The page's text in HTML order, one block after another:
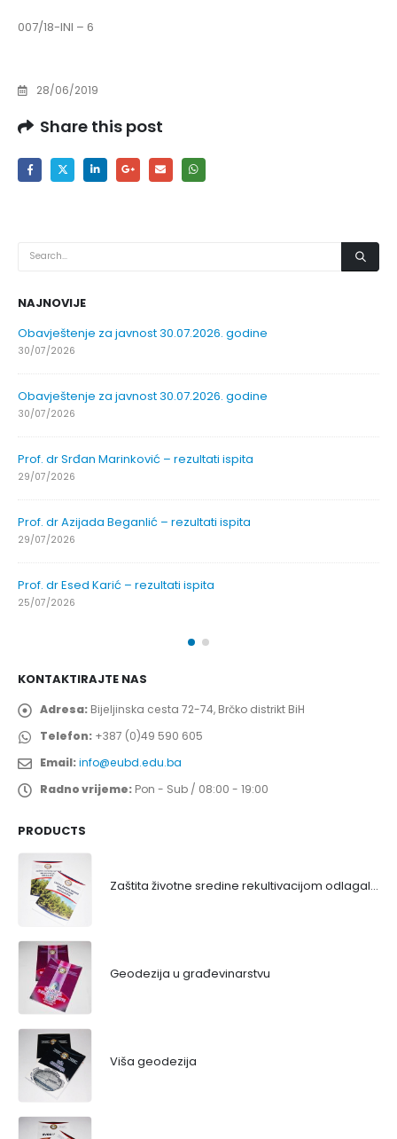
007/18-INI – 6
28/06/2019
Share this post
NAJNOVIJE
Obavještenje za javnost 30.07.2026. godine
30/07/2026
Obavještenje za javnost 30.07.2026. godine
30/07/2026
Prof. dr Srđan Marinković – rezultati ispita
29/07/2026
Prof. dr Azijada Beganlić – rezultati ispita
29/07/2026
Prof. dr Esed Karić – rezultati ispita
25/07/2026
KONTAKTIRAJTE NAS
Adresa: Bijeljinska cesta 72-74, Brčko distrikt BiH
Telefon: +387 (0)49 590 605
Email:info@eubd.edu.ba
Radno vrijeme: Pon - Sub / 08:00 - 19:00
PRODUCTS
Zaštita životne sredine rekultivacijom odlagališta
Geodezija u građevinarstvu
Viša geodezija